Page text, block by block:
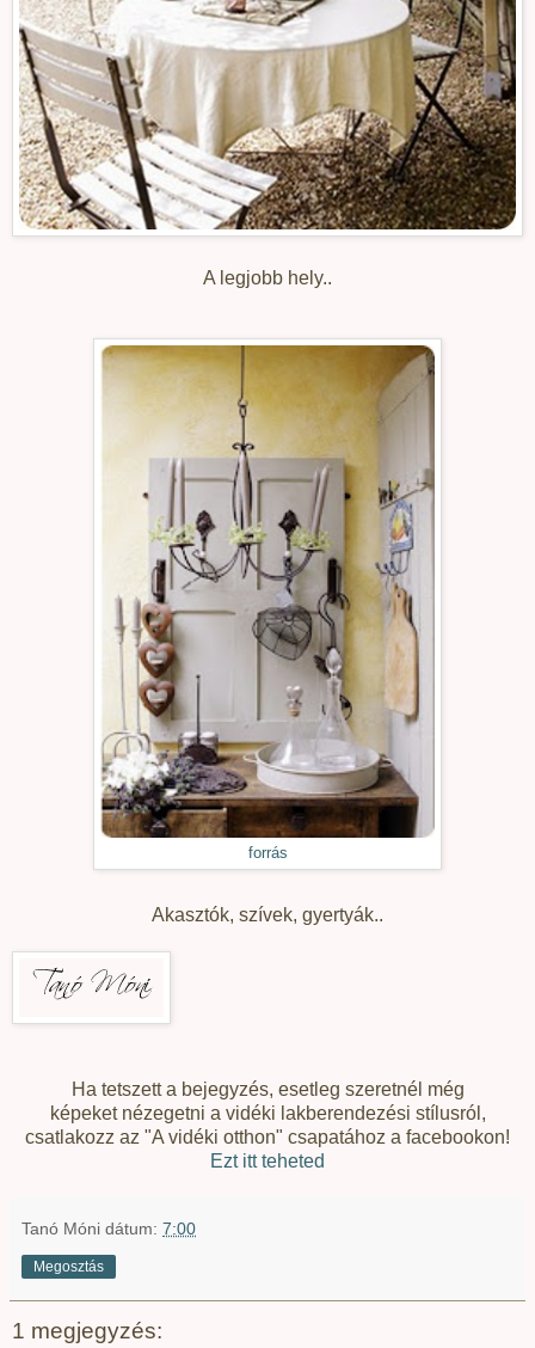
A legjobb hely..
forrás
Akasztók, szívek, gyertyák..
Ha tetszett a bejegyzés, esetleg szeretnél még
képeket nézegetni a vidéki lakberendezési stílusról,
csatlakozz az "A vidéki otthon" csapatához a facebookon!
Ezt itt teheted
Tanó Móni dátum: 7:00
Megosztás
1 megjegyzés: